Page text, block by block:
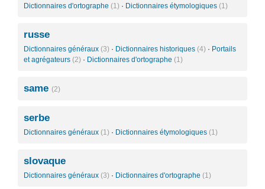
Dictionnaires d'ortographe (1) · Dictionnaires étymologiques (1)
russe
Dictionnaires généraux (3) · Dictionnaires historiques (4) · Portails
et agrégateurs (2) · Dictionnaires d'ortographe (1)
same (2)
serbe
Dictionnaires généraux (1) · Dictionnaires étymologiques (1)
slovaque
Dictionnaires généraux (3) · Dictionnaires d'ortographe (1)